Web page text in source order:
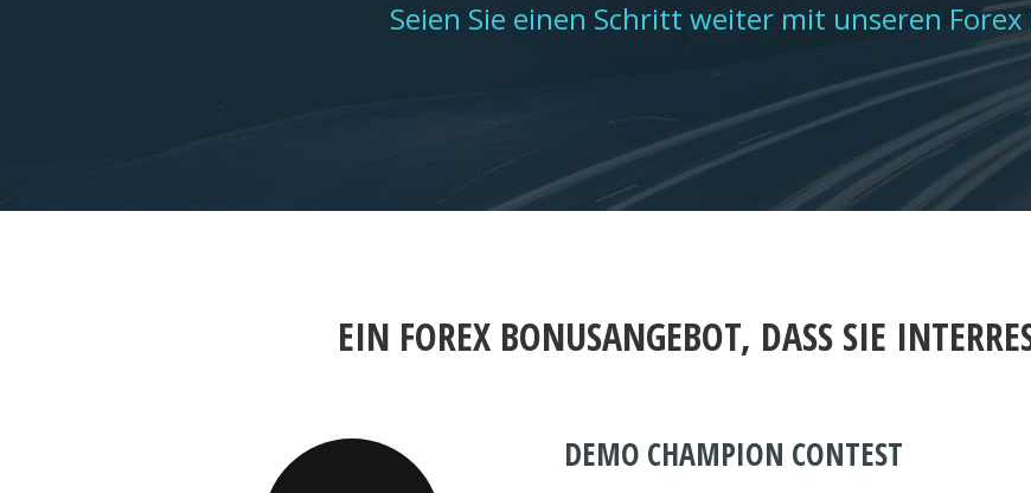
Seien Sie einen Schritt weiter mit unseren
EIN FOREX BONUSANGEBOT, DASS SIE
DEMO CHAMPION CONTEST